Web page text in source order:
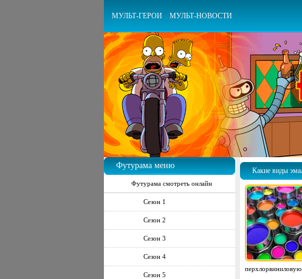
МУЛЬТ-ГЕРОИ МУЛЬТ-НОВОСТИ
Футурама меню
Футурама смотреть онлайн
Сезон 1
Сезон 2
Сезон 3
Сезон 4
Сезон 5
Какие виды
перхлорвиниловую